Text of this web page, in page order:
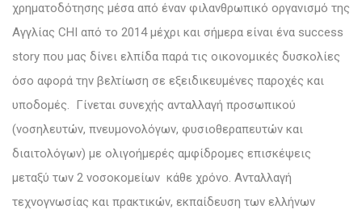
χρηματοδότησης μέσα από έναν φιλανθρωπικό οργανισμό της
Αγγλίας CHI από το 2014 μέχρι και σήμερα είναι ένα success
story που μας δίνει ελπίδα παρά τις οικονομικές δυσκολίες
όσο αφορά την βελτίωση σε εξειδικευμένες παροχές και
υποδομές. Γίνεται συνεχής ανταλλαγή προσωπικού
(νοσηλευτών, πνευμονολόγων, φυσιοθεραπευτών και
διαιτολόγων) με ολιγοήμερές αμφίδρομες επισκέψεις
μεταξύ των 2 νοσοκομείων κάθε χρόνο. Ανταλλαγή
τεχνογνωσίας και πρακτικών, εκπαίδευση των ελλήνων